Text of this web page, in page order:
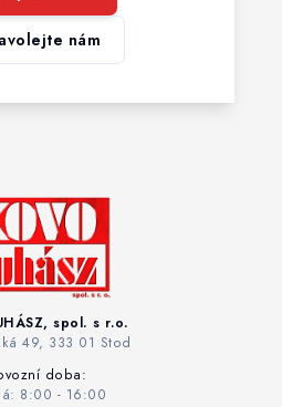
nám
spol. s r.o.
49, 333 01 Stod
doba:
8:00 - 16:00